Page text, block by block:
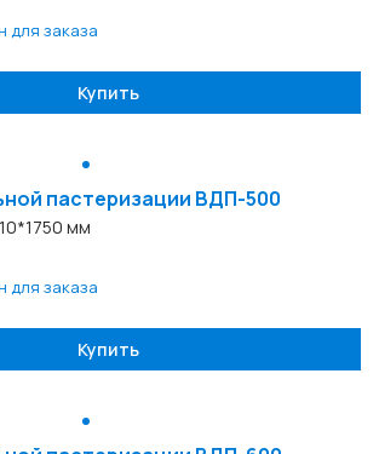
для заказа
Купить
пастеризации ВДП-500
мм
для заказа
Купить